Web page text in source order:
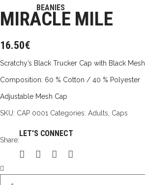
BEANIES
MIRACLE MILE
16.50€
Scratchy’s Black Trucker Cap with Black Mesh
Composition: 60 % Cotton / 40 % Polyester
Adjustable Mesh Cap
SKU: CAP 0001 Categories: Adults Caps
Share:
LET'S CONNECT
Miracle